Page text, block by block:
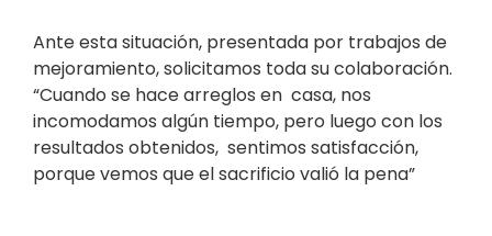
Ante esta situación, presentada por trabajos de
mejoramiento, solicitamos toda su colaboración.
“Cuando se hace arreglos en casa, nos
incomodamos algún tiempo, pero luego con los
resultados obtenidos, sentimos satisfacción,
porque vemos que el sacrificio valió la pena”